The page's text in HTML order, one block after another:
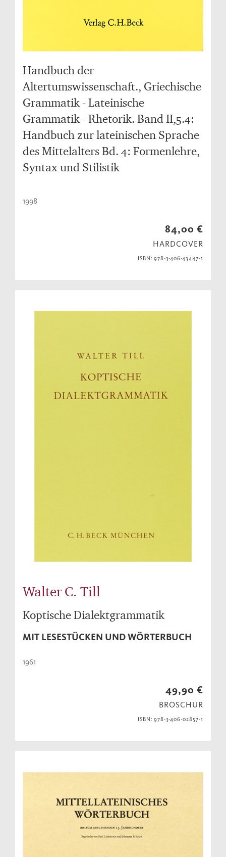
Handbuch der
Altertumswissenschaft., Griechische
Grammatik - Lateinische
Grammatik - Rhetorik. Band II,5.4:
Handbuch zur lateinischen Sprache
des Mittelalters Bd. 4: Formenlehre,
Syntax und Stilistik
1998
84,00 €
HARDCOVER
ISBN: 978-3-406-43447-1
Walter C. Till
Koptische Dialektgrammatik
MIT LESESTÜCKEN UND WÖRTERBUCH
1961
49,90 €
BROSCHUR
ISBN: 978-3-406-02857-1